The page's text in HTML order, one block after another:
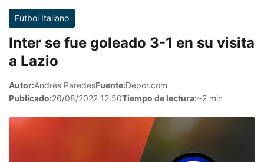
Fútbol Italiano
Inter se fue goleado 3-1 en su visita
a Lazio
Autor:Andrés ParedesFuente:Depor.com
Publicado:26/08/2022 12:50Tiempo de lectura:~2 min